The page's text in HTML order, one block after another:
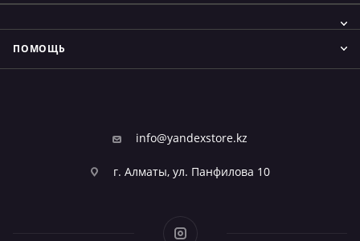
ПОМОЩЬ
info@yandexstore.kz
г. Алматы, ул. Панфилова 10